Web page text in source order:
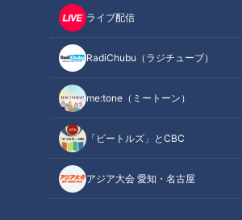
ライブ配信
RadiChubu（ラジチューブ）
me:tone（ミートーン）
「ビートルズ」とCBC
アジア大会 愛知・名古屋
-----------
【動画もみてちょ】
https://youtu.be/rVbY5XZf2c8
https://youtu.be/-NvQ6cpkIkY
https://youtu.be/3dWphrzo_jc
【再生リストもみてちょ】
https://www.youtube.com/playlist?
list=PLOn6VYLd8F5dFHzx_ZQ4np-